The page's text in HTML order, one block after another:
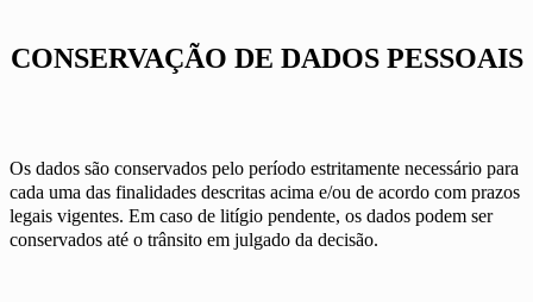
CONSERVAÇÃO DE DADOS PESSOAIS
Os dados são conservados pelo período estritamente necessário para
cada uma das finalidades descritas acima e/ou de acordo com prazos
legais vigentes. Em caso de litígio pendente, os dados podem ser
conservados até o trânsito em julgado da decisão.